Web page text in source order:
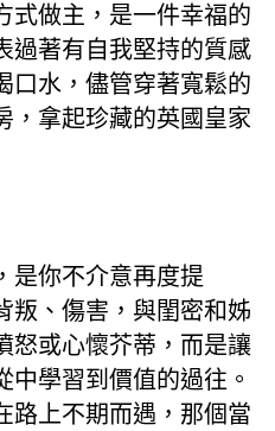
式做主，是一件幸福的
過著有自我堅持的質感
口水，儘管穿著寬鬆的
，拿起珍藏的英國皇家
是你不介意再度提
叛、傷害，與閨密和姊
怒或心懷芥蒂，而是讓
中學習到價值的過往。
路上不期而遇，那個當